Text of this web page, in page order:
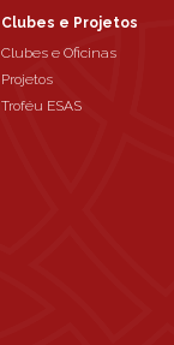
Clubes e Projetos
Clubes e Oficinas
Projetos
Troféu ESAS